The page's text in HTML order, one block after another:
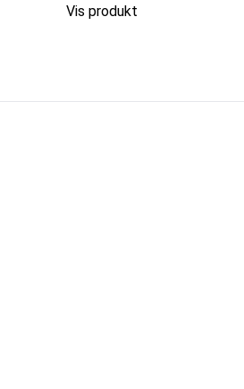
Vis produkt